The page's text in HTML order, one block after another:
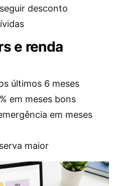
desconto
e renda
últimos 6 meses
em meses bons
em meses
maior